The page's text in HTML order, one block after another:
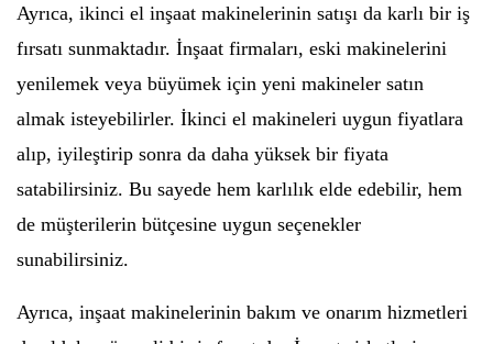
Ayrıca, ikinci el inşaat makinelerinin satışı da karlı bir iş
fırsatı sunmaktadır. İnşaat firmaları, eski makinelerini
yenilemek veya büyümek için yeni makineler satın
almak isteyebilirler. İkinci el makineleri uygun fiyatlara
alıp, iyileştirip sonra da daha yüksek bir fiyata
satabilirsiniz. Bu sayede hem karlılık elde edebilir, hem
de müşterilerin bütçesine uygun seçenekler
sunabilirsiniz.
Ayrıca, inşaat makinelerinin bakım ve onarım hizmetleri